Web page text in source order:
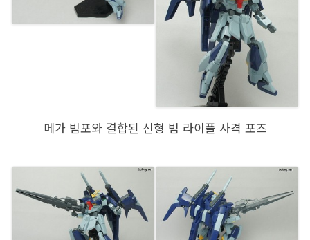
메가 빔포와 결합된 신형 빔 라이플 사격 포즈